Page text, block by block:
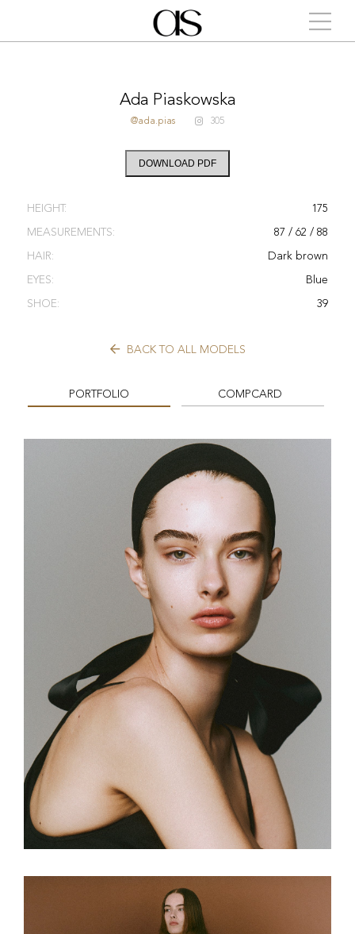
Ada Piaskowska
@ada.pias 305
DOWNLOAD PDF
HEIGHT: 175
MEASUREMENTS: 87 / 62 / 88
HAIR: Dark brown
EYES: Blue
SHOE: 39
BACK TO ALL MODELS
PORTFOLIO COMPCARD